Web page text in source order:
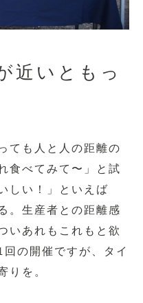
近いともっ
ても人と人の距離の
食べてみて〜」と試
しい！」といえば
。生産者との距離感
いあれもこれもと欲
の開催ですが、タイ
りを。